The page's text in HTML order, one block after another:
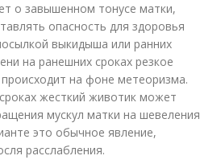
о завышенном тонусе матки,
опасность для здоровья
выкидыша или ранних
на ранешних сроках резкое
на фоне метеоризма.
жесткий животик может
мускул матки на шевеления
это обычное явление,
расслабления.